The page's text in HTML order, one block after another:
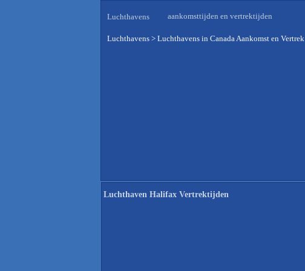
Luchthavens aankomsttijden en vertrektijden
Luchthavens > Luchthavens in Canada Aankomst en Vertrek
Luchthaven Halifax Vertrektijden